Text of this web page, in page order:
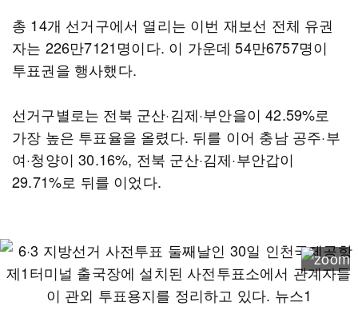
총 14개 선거구에서 열리는 이번 재보선 전체 유권
자는 226만7121명이다. 이 가운데 54만6757명이
투표권을 행사했다.
선거구별로는 전북 군산·김제·부안을이 42.59%로
가장 높은 투표율을 올렸다. 뒤를 이어 충남 공주·부
여·청양이 30.16%, 전북 군산·김제·부안갑이
29.71%로 뒤를 이었다.